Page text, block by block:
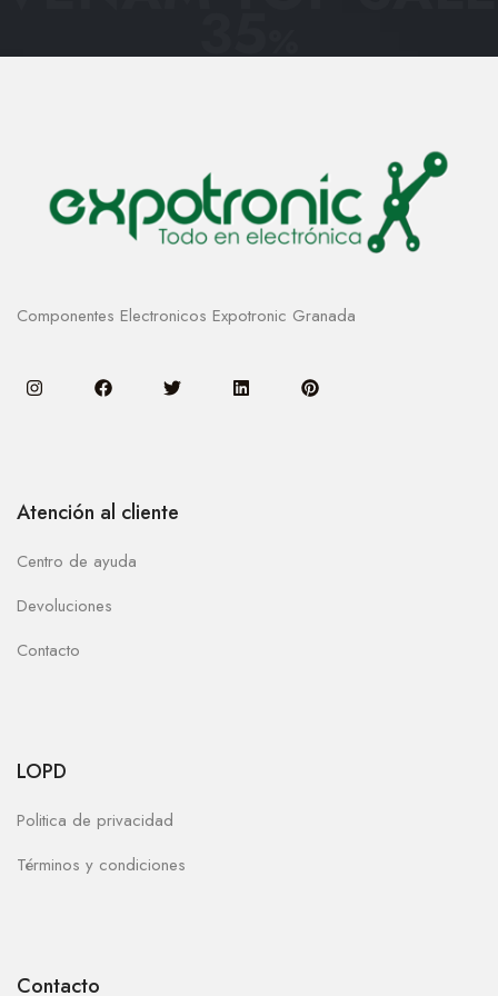
35
Componentes Electronicos Expotronic Granada
Atención al cliente
Centro de ayuda
Devoluciones
Contacto
LOPD
Politica de privacidad
Términos y condiciones
Contacto